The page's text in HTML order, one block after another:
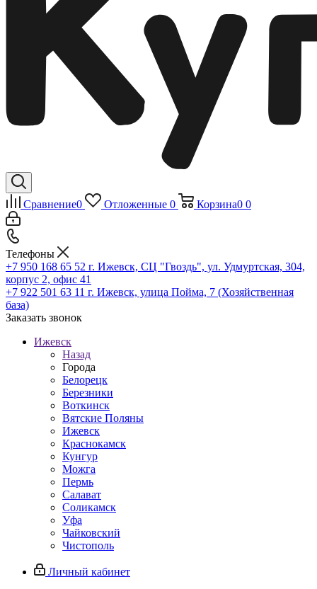
Сравнение0 Отложенные 0 Корзина0 0
Телефоны
+7 950 168 65 52 г. Ижевск, СЦ "Гвоздь", ул. Удмуртская, 304,
корпус 2, офис 41
+7 922 501 63 11 г. Ижевск, улица Пойма, 7 (Хозяйственная
база)
Заказать звонок
Ижевск
Назад
Города
Белорецк
Березники
Воткинск
Вятские Поляны
Ижевск
Краснокамск
Кунгур
Можга
Пермь
Салават
Соликамск
Уфа
Чайковский
Чистополь
Личный кабинет